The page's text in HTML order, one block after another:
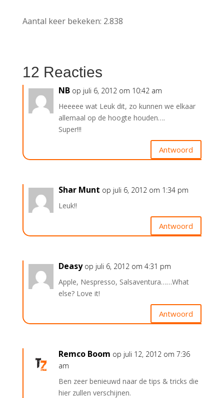
Aantal keer bekeken: 2.838
12 Reacties
NB op juli 6, 2012 om 10:42 am
Heeeee wat Leuk dit, zo kunnen we elkaar
allemaal op de hoogte houden….
Super!!!
Antwoord
Shar Munt op juli 6, 2012 om 1:34 pm
Leuk!!
Antwoord
Deasy op juli 6, 2012 om 4:31 pm
Apple, Nespresso, Salsaventura……What
else? Love it!
Antwoord
Remco Boom op juli 12, 2012 om 7:36
am
Ben zeer benieuwd naar de tips & tricks die
hier zullen verschijnen.